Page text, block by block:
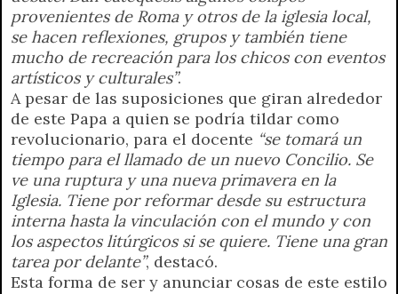
provenientes de Roma y otros de la iglesia local,
se hacen reflexiones, grupos y también tiene
mucho de recreación para los chicos con eventos
artísticos y culturales”.
A pesar de las suposiciones que giran alrededor
de este Papa a quien se podría tildar como
revolucionario, para el docente “se tomará un
tiempo para el llamado de un nuevo Concilio. Se
ve una ruptura y una nueva primavera en la
Iglesia. Tiene por reformar desde su estructura
interna hasta la vinculación con el mundo y con
los aspectos litúrgicos si se quiere. Tiene una gran
tarea por delante”, destacó.
Esta forma de ser y anunciar cosas de este estilo